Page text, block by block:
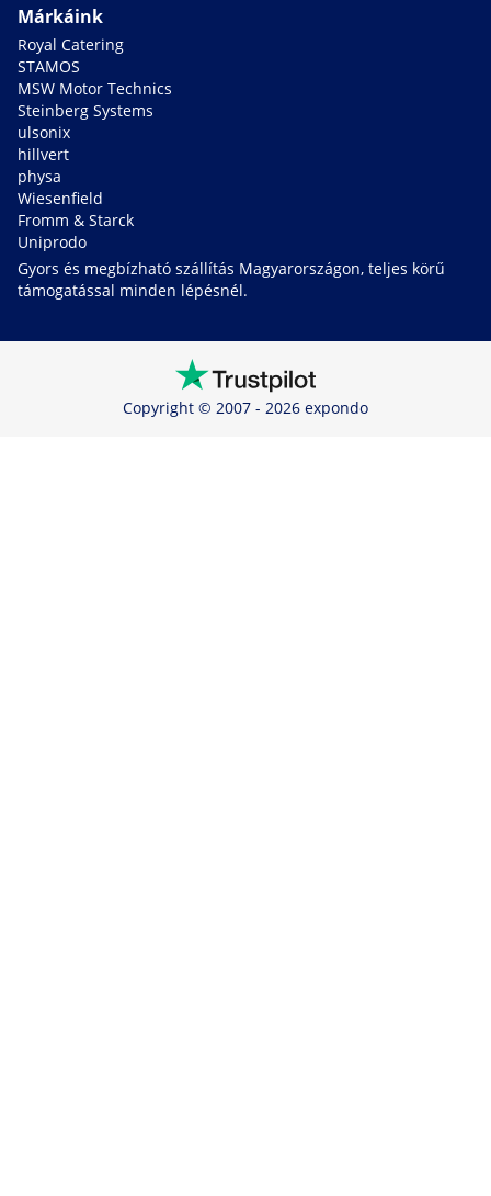
Márkáink
Royal Catering
STAMOS
MSW Motor Technics
Steinberg Systems
ulsonix
hillvert
physa
Wiesenfield
Fromm & Starck
Uniprodo
Gyors és megbízható szállítás Magyarországon, teljes körű
támogatással minden lépésnél.
Copyright © 2007 - 2026 expondo